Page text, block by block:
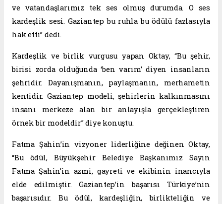
ve vatandaşlarımız tek ses olmuş durumda. O ses
kardeşlik sesi. Gaziantep bu ruhla bu ödülü fazlasıyla
hak etti” dedi.
Kardeşlik ve birlik vurgusu yapan Oktay, “Bu şehir,
birisi zorda olduğunda ‘ben varım’ diyen insanların
şehridir. Dayanışmanın, paylaşmanın, merhametin
kentidir. Gaziantep modeli, şehirlerin kalkınmasını
insanı merkeze alan bir anlayışla gerçekleştiren
örnek bir modeldir” diye konuştu.
Fatma Şahin’in vizyoner liderliğine değinen Oktay,
“Bu ödül, Büyükşehir Belediye Başkanımız Sayın
Fatma Şahin’in azmi, gayreti ve ekibinin inancıyla
elde edilmiştir. Gaziantep’in başarısı Türkiye’nin
başarısıdır. Bu ödül, kardeşliğin, birlikteliğin ve